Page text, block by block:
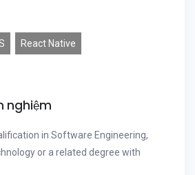
React Native
nghiệm
in Software Engineering,
or a related degree with